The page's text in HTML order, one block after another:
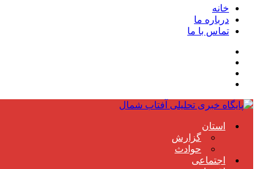
خانه
درباره ما
تماس با ما
استان
گزارش
حوادث
اجتماعی